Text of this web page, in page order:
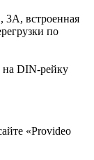
3А, встроенная
по
на DIN-рейку
«Provideo